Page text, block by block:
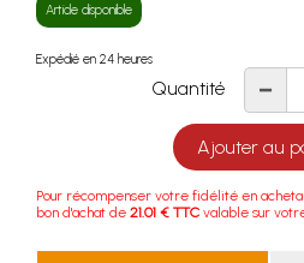
Article disponible
Expédié en 24 heures
Quantité -
Ajouter au
Pour récompenser votre fidélité en
bon d'achat de 21.01 € TTC valable sur